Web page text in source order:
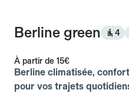
Berline green 4
À partir de 15€
Berline climatisée,
pour vos trajets